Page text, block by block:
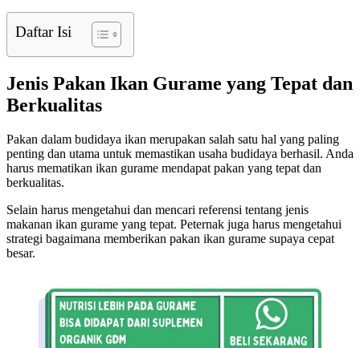
Daftar Isi
Jenis Pakan Ikan Gurame yang Tepat dan
Berkualitas
Pakan dalam budidaya ikan merupakan salah satu hal yang paling
penting dan utama untuk memastikan usaha budidaya berhasil. Anda
harus mematikan ikan gurame mendapat pakan yang tepat dan
berkualitas.
Selain harus mengetahui dan mencari referensi tentang jenis
makanan ikan gurame yang tepat. Peternak juga harus mengetahui
strategi bagaimana memberikan pakan ikan gurame supaya cepat
besar.